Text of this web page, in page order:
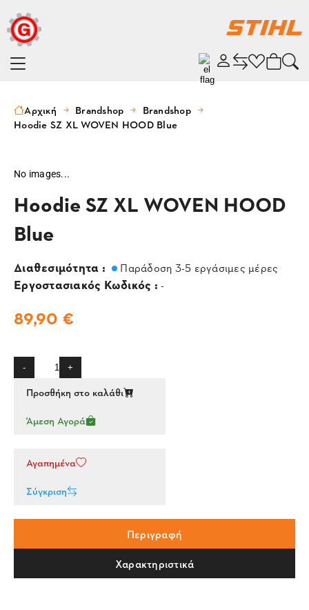
Αρχική Brandshop
Brandshop
Hoodie SZ XL WOVEN HOOD Blue
No images...
Hoodie SZ XL WOVEN HOOD
Blue
Διαθεσιμότητα : Παράδοση 3-5 εργάσιμες μέρες
Εργοστασιακός Κωδικός : -
89,90 €
- +
Προσθήκη στο καλάθι
Άμεση Αγορά
Αγαπημένα
Σύγκριση
Περιγραφή
Χαρακτηριστικά